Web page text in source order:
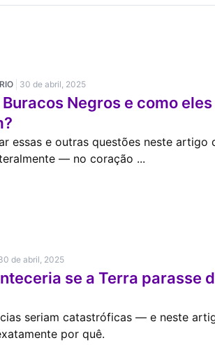
30 de abril, 2025
Buracos Negros e como eles
essas e outras questões neste artigo
— no coração ...
de abril, 2025
se a Terra parasse
seriam catastróficas — e neste
por quê.